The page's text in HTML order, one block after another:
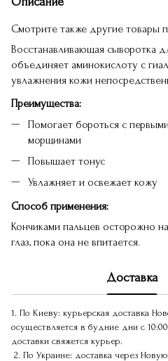
Смотрите также другие товары
Восстанавливающая сыворотка
объединяет аминокислоту с
увлажнения кожи
Преимущества:
Помогает бороться с
морщинами
Повышает тонус
Увлажняет и освежает кожу
Способ применения:
Кончиками пальцев осторожно
глаз, пока она не впитается.
Доставка
1. По Киеву: курьерская доставка
осуществляется в будние дни с
доставки свяжется курьер.
2. По Украине: доставка через